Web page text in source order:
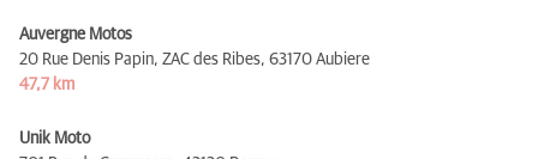
Auvergne Motos
20 Rue Denis Papin, ZAC des Ribes, 63170 Aubiere
47,7 km
Unik Moto